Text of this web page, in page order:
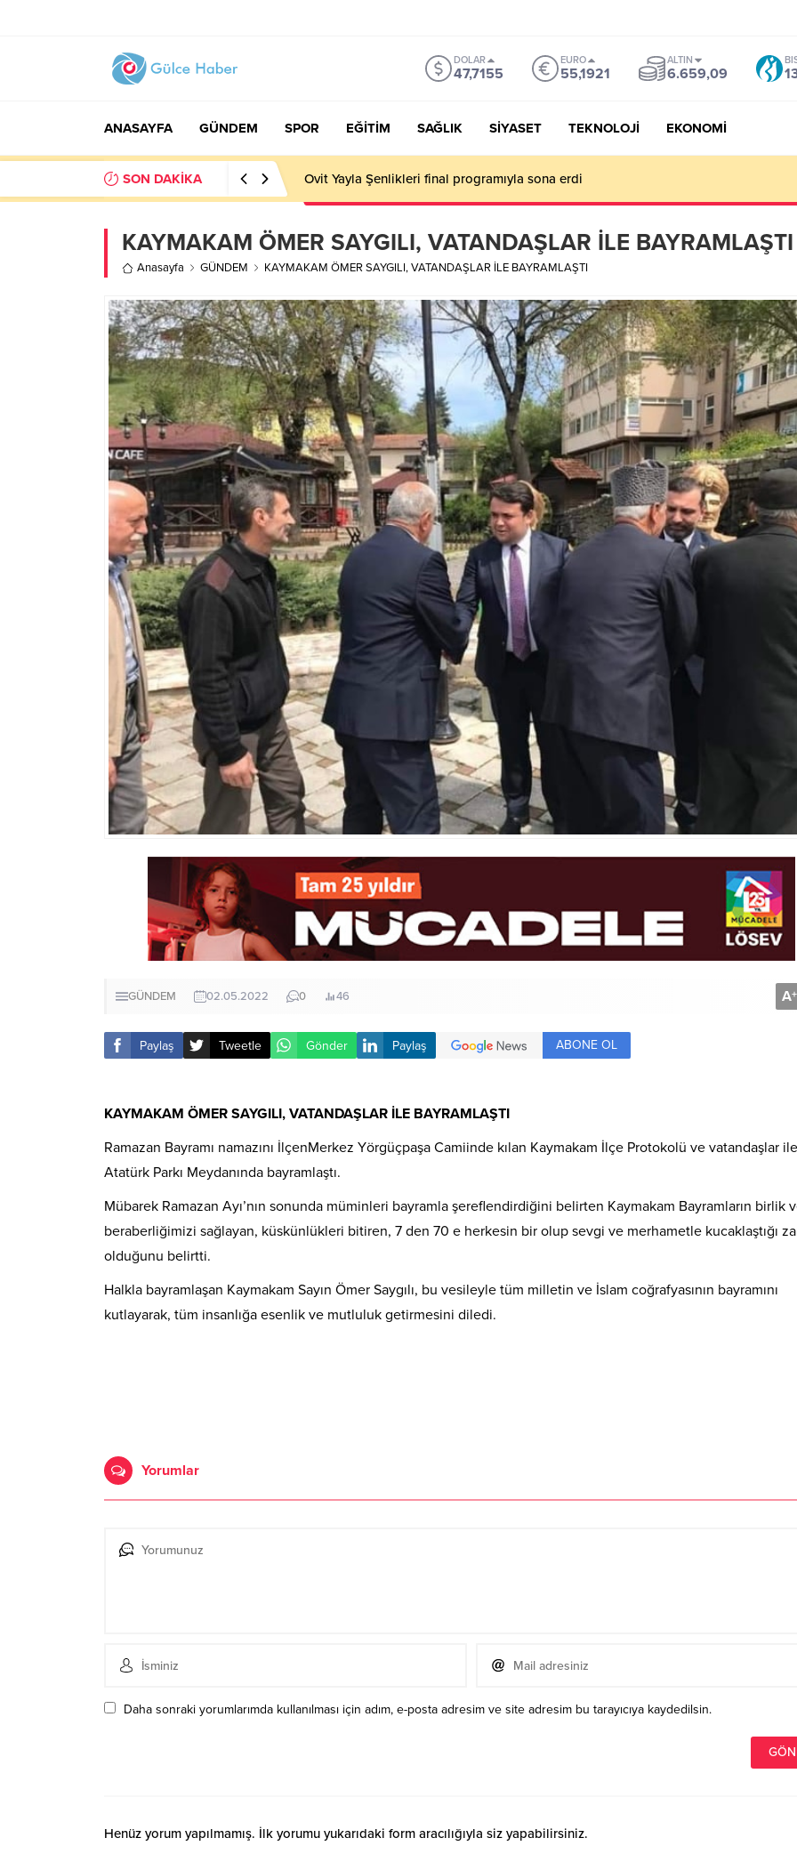
DOLAR
47,7155
EURO
55,1921
ALTIN
6.659,09
ANASAYFA GÜNDEM SPOR EĞİTİM SAĞLIK SİYASET TEKNOLOJİ EKONOMİ
SON DAKİKA Ovit Yayla Şenlikleri final programıyla sona erdi
KAYMAKAM ÖMER SAYGILI, VATANDAŞLAR İLE BAYRAMLAŞTI
Anasayfa GÜNDEM KAYMAKAM ÖMER SAYGILI, VATANDAŞLAR İLE BAYRAMLAŞTI
GÜNDEM 02.05.2022 0 46 A+
Paylaş Tweetle Gönder Paylaş ABONE OL
KAYMAKAM ÖMER SAYGILI, VATANDAŞLAR İLE BAYRAMLAŞTI
Ramazan Bayramı namazını İlçenMerkez Yörgüçpaşa Camiinde kılan Kaymakam İlçe Protokolü ve vatandaşlar ile
Atatürk Parkı Meydanında bayramlaştı.
Mübarek Ramazan Ayı’nın sonunda müminleri bayramla şereflendirdiğini belirten Kaymakam Bayramların birlik
beraberliğimizi sağlayan, küskünlükleri bitiren, 7 den 70 e herkesin bir olup sevgi ve merhametle kucaklaştığı
olduğunu belirtti.
Halkla bayramlaşan Kaymakam Sayın Ömer Saygılı, bu vesileyle tüm milletin ve İslam coğrafyasının bayramını
kutlayarak, tüm insanlığa esenlik ve mutluluk getirmesini diledi.
Yorumlar
Daha sonraki yorumlarımda kullanılması için adım, e-posta adresim ve site adresim bu tarayıcıya kaydedilsin.
Henüz yorum yapılmamış. İlk yorumu yukarıdaki form aracılığıyla siz yapabilirsiniz.